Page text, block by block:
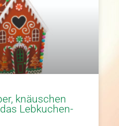
knäuschen
Lebkuchen-